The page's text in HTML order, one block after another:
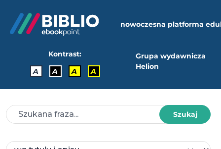
nowoczesna platforma
Kontrast:
A
A A A
Grupa wydawnicza
Helion
Szukaj